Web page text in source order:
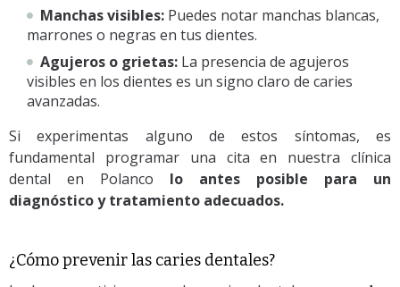
Manchas visibles: Puedes notar manchas blancas,
marrones o negras en tus dientes.
Agujeros o grietas: La presencia de agujeros
visibles en los dientes es un signo claro de caries
avanzadas.
Si experimentas alguno de estos síntomas, es
fundamental programar una cita en nuestra clínica
dental en Polanco lo antes posible para un
diagnóstico y tratamiento adecuados.
¿Cómo prevenir las caries dentales?